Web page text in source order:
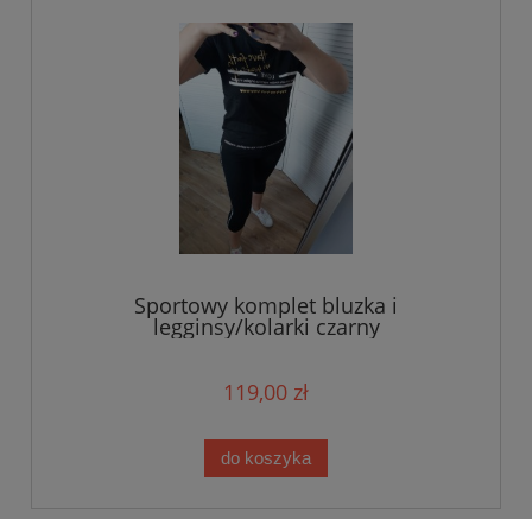
Sportowy komplet bluzka i
legginsy/kolarki czarny
119,00 zł
do koszyka